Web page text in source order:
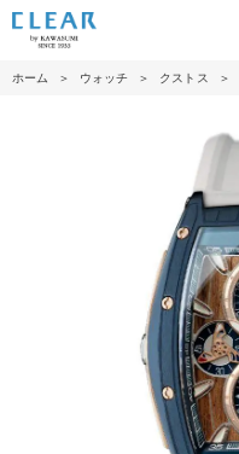
ホーム ＞ ウォッチ ＞ クストス ＞